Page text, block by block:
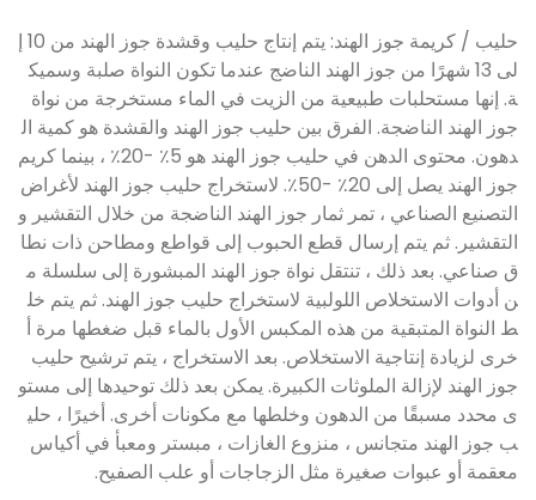
حليب / كريمة جوز الهند: يتم إنتاج حليب وقشدة جوز الهند من 10 إ
لى 13 شهرًا من جوز الهند الناضج عندما تكون النواة صلبة وسميك
ة. إنها مستحلبات طبيعية من الزيت في الماء مستخرجة من نواة
جوز الهند الناضجة. الفرق بين حليب جوز الهند والقشدة هو كمية ال
دهون. محتوى الدهن في حليب جوز الهند هو 5٪ -20٪ ، بينما كريم
جوز الهند يصل إلى 20٪ -50٪. لاستخراج حليب جوز الهند لأغراض
التصنيع الصناعي ، تمر ثمار جوز الهند الناضجة من خلال التقشير و
التقشير. ثم يتم إرسال قطع الحبوب إلى قواطع ومطاحن ذات نطا
ق صناعي. بعد ذلك ، تنتقل نواة جوز الهند المبشورة إلى سلسلة م
ن أدوات الاستخلاص اللولبية لاستخراج حليب جوز الهند. ثم يتم خل
ط النواة المتبقية من هذه المكبس الأول بالماء قبل ضغطها مرة أ
خرى لزيادة إنتاجية الاستخلاص. بعد الاستخراج ، يتم ترشيح حليب
جوز الهند لإزالة الملوثات الكبيرة. يمكن بعد ذلك توحيدها إلى مستو
ى محدد مسبقًا من الدهون وخلطها مع مكونات أخرى. أخيرًا ، حلي
ب جوز الهند متجانس ، منزوع الغازات ، مبستر ومعبأ في أكياس
معقمة أو عبوات صغيرة مثل الزجاجات أو علب الصفيح.